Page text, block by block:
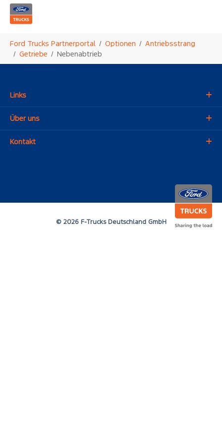
Ford Trucks Partnerportal Optionen
Antriebsstrang
Getriebe
Nebenabtrieb
Links
Über uns
Kontakt
© 2026 F-Trucks Deutschland GmbH